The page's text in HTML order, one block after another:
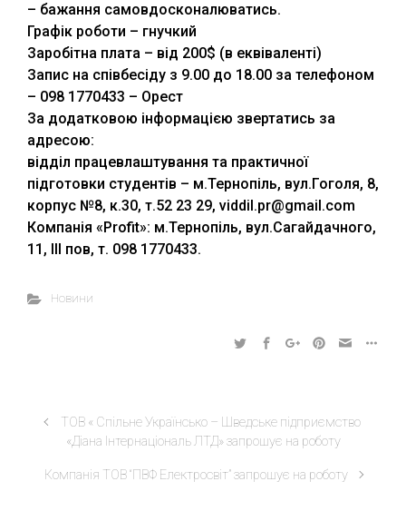
– бажання самовдосконалюватись.
Графік роботи – гнучкий
Заробітна плата – від 200$ (в еквіваленті)
Запис на співбесіду з 9.00 до 18.00 за телефоном
– 098 1770433 – Орест
За додатковою інформацією звертатись за
адресою:
відділ працевлаштування та практичної
підготовки студентів – м.Тернопіль, вул.Гоголя, 8,
корпус №8, к.30, т.52 23 29, viddil.pr@gmail.com
Компанія «Profit»: м.Тернопіль, вул.Сагайдачного,
11, ІІІ пов, т. 098 1770433.
Новини
ТОВ « Спільне Українсько – Шведське підприємство
«Діана Інтернаціональ ЛТД» запрошує на роботу
Компанія ТОВ “ПВФ Електросвіт” запрошує на роботу